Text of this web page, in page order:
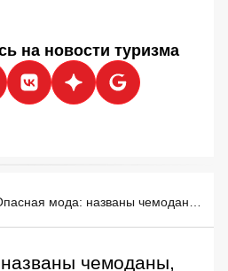
на новости туризма
чемоданы,